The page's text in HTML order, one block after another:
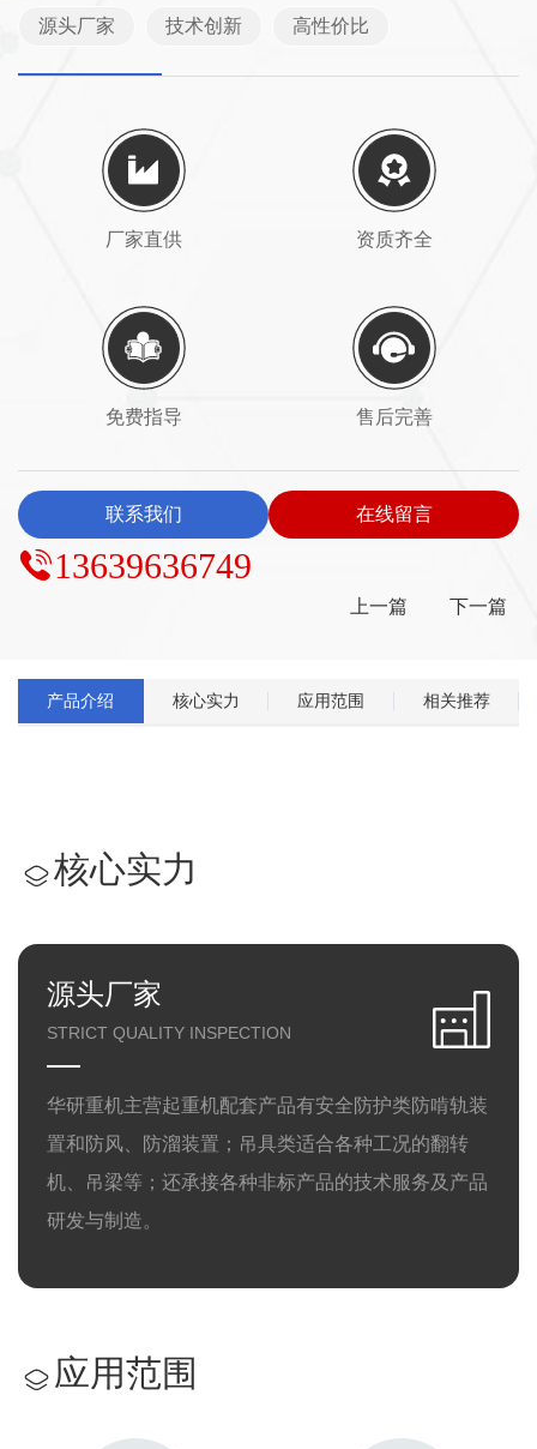
源头厂家 技术创新 高性价比
厂家直供 资质齐全
免费指导 售后完善
联系我们 在线留言
13639636749
上一篇 下一篇
产品介绍 核心实力 应用范围 相关推荐
核心实力
源头厂家
STRICT QUALITY INSPECTION
华研重机主营起重机配套产品有安全防护类防啃轨装
置和防风、防溜装置；吊具类适合各种工况的翻转
机、吊梁等；还承接各种非标产品的技术服务及产品
研发与制造。
应用范围